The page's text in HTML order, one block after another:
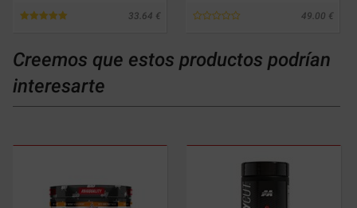
33.64 49.00
Creemos que estos productos podrían
interesarte